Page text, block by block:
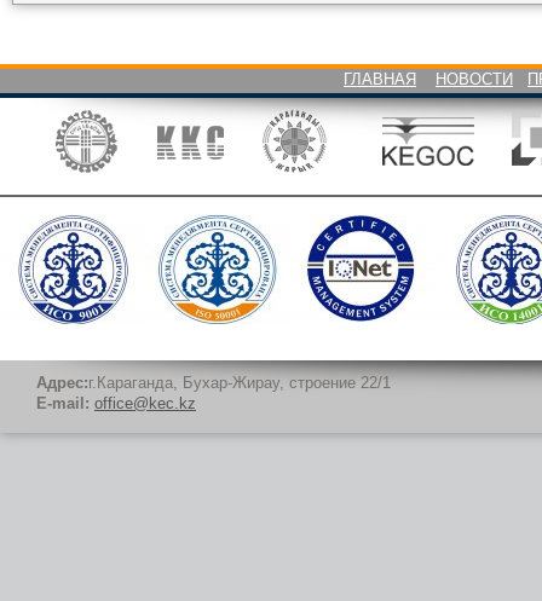
ГЛАВНАЯ НОВОСТИ
Адрес:г.Караганда, Бухар-Жирау, строение 22/1
E-mail: office@kec.kz